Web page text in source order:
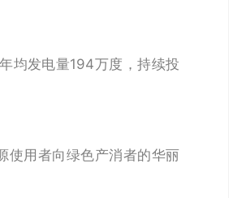
年均发电量194万度，持续投
使用者向绿色产消者的华丽